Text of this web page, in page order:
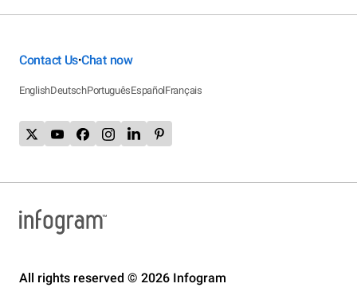
Contact Us•Chat now
EnglishDeutschPortuguêsEspañolFrançais
All rights reserved © 2026 Infogram